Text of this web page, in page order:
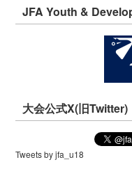
JFA Youth &
大会公式X(旧Twitter)
Tweets by jfa_u18